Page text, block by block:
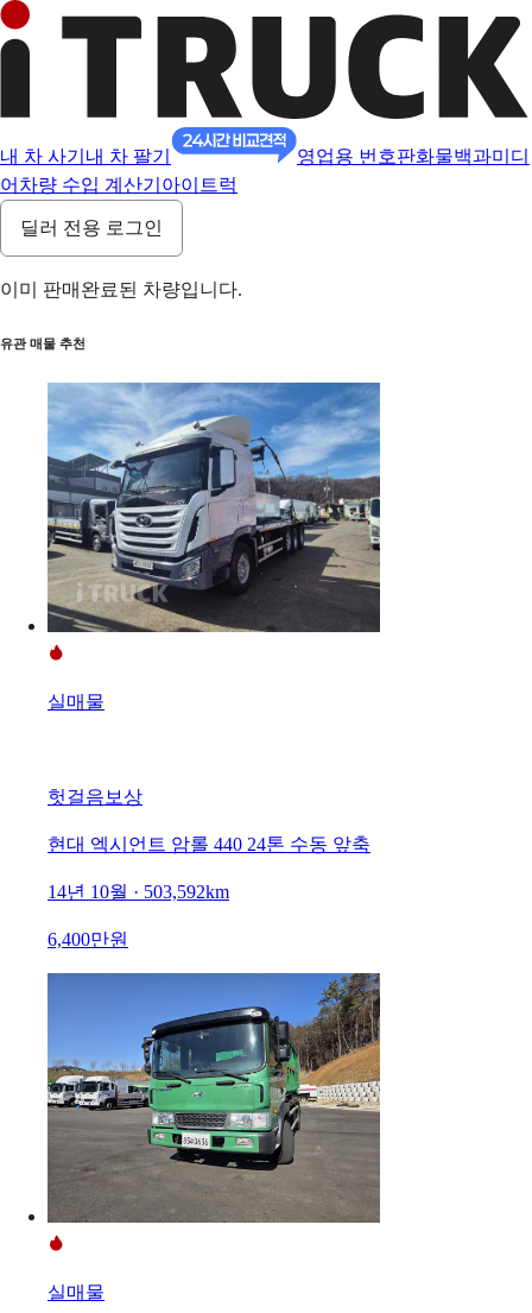
내 차 사기 내 차 팔기 영업용 번호판화물백과미디
어 차량 수입 계산기 아이트럭
딜러 전용 로그인
이미 판매완료된 차량입니다.
유관 매물 추천
실매물
헛걸음보상
현대 엑시언트 암롤 440 24톤 수동 앞축
14년 10월 · 503,592km
6,400만원
실매물